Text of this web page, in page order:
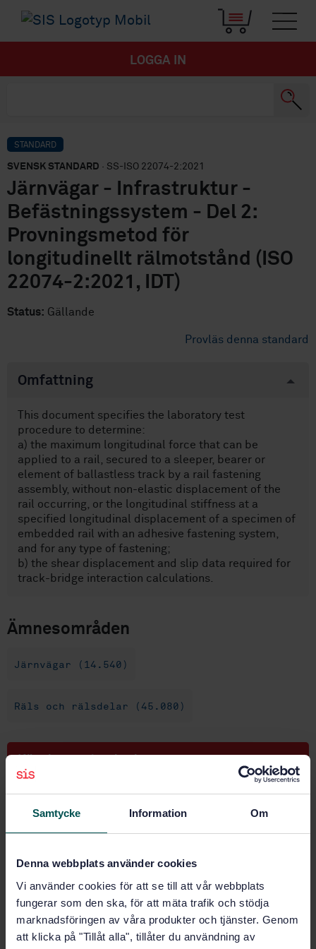
Samtycke Information Om
Denna webbplats använder cookies
Vi använder cookies för att se till att vår webbplats
fungerar som den ska, för att mäta trafik och stödja
marknadsföringen av våra produkter och tjänster. Genom
att klicka på "Tillåt alla", tillåter du användning av
LOGGA IN
STANDARD
SVENSK STANDARD · SS-ISO 22074-2:2021
Järnvägar - Infrastruktur -
Befästningssystem - Del 2:
Provningsmetod för
longitudinellt rälmotstånd (ISO
22074-2:2021, IDT)
Status: Gällande
Provläs denna standard
Omfattning
This document specifies the laboratory test
procedure to determine:
a) the maximum longitudinal force that can be
applied to a rail, secured to a sleeper, bearer or
element of ballastless track by a rail fastening
assembly, without non-elastic displacement of the
rail occurring, or the longitudinal stiffness at a
specified longitudinal displacement of a specimen of
embedded rail with an adhesive fastening system,
and for any type of fastening;
b) the shear displacement and slip data required for
track-bridge interaction calculations.
Ämnesområden
Järnvägar (14.540)
Räls och rälsdelar (45.080)
STANDARD
SVENSK STANDARD · SS-ISO 22074-2:2021
Järnvägar - Infrastruktur - Befästningssystem - Del 2:
22074-2:2021, IDT)
Prenumerera på standarden - Läs mer